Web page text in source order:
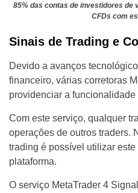
85% das contas de investidores de
CFDs com
Sinais de Trading e
Devido a avanços
financeiro, várias corretoras
providenciar a funcionalidade
Com este serviço, qualquer
operações de outros traders.
trading é possível utilizar
plataforma.
O serviço MetaTrader 4